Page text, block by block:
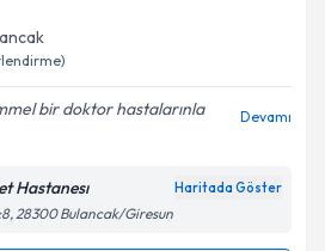
bir doktor hastalarınla
Devamı
Hastanesı Haritada Göster
28300 Bulancak/Giresun